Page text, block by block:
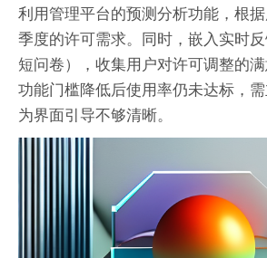
利用管理平台的预测分析功能，根
季度的许可需求。同时，嵌入实时
短问卷），收集用户对许可调整的
功能门槛降低后使用率仍未达标，
为界面引导不够清晰。